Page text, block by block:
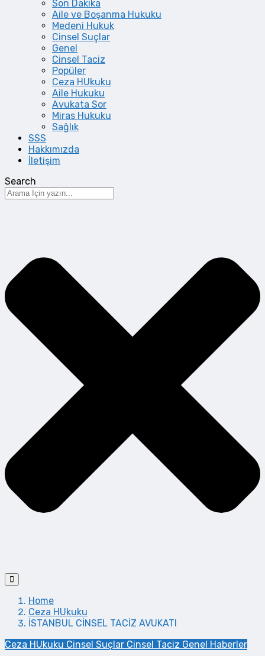
Son Dakika
Aile ve Boşanma Hukuku
Medeni Hukuk
Cinsel Suçlar
Genel
Cinsel Taciz
Popüler
Ceza HUkuku
Aile Hukuku
Avukata Sor
Miras Hukuku
Sağlık
SSS
Hakkımızda
İletişim
Search
Home
Ceza HUkuku
İSTANBUL CİNSEL TACİZ AVUKATI
Ceza HUkuku Cinsel Suçlar Cinsel Taciz Genel Haberler